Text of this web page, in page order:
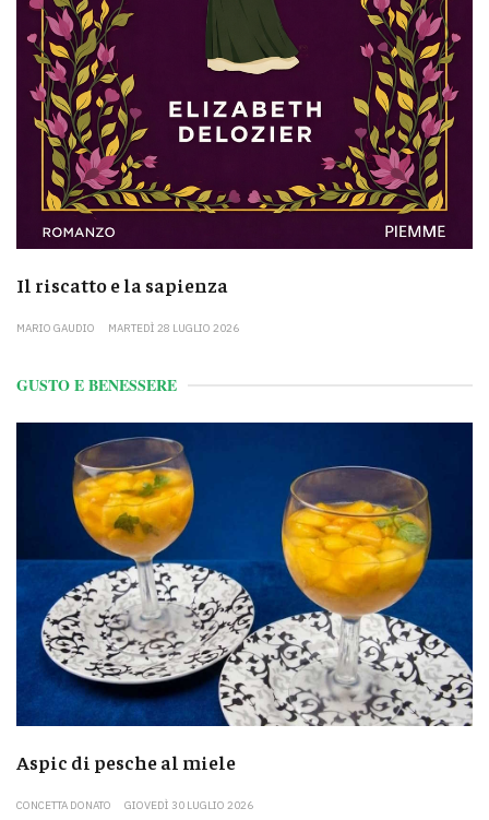
Il riscatto e la sapienza
MARIO GAUDIO MARTEDÌ 28 LUGLIO 2026
GUSTO E BENESSERE
Aspic di pesche al miele
CONCETTA DONATO GIOVEDÌ 30 LUGLIO 2026